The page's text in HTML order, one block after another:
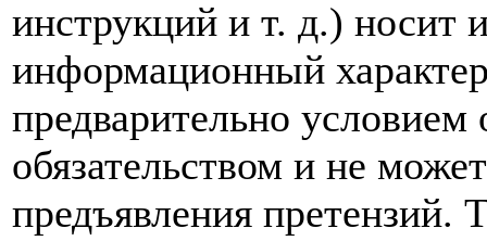
инструкций и т. д.) носит
информационный
предварительно условием
обязательством и не
предъявления претензий.